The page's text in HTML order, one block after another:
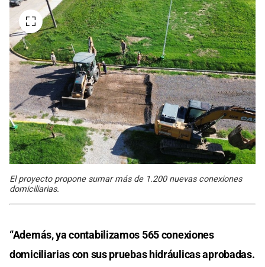
El proyecto propone sumar más de 1.200 nuevas conexiones
domiciliarias.
“Además, ya contabilizamos 565 conexiones
domiciliarias con sus pruebas hidráulicas aprobadas.